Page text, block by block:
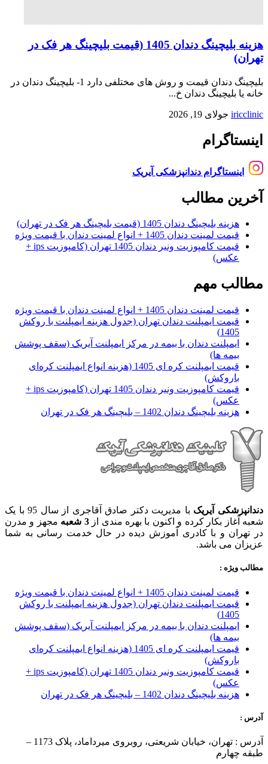
هزینه بلیچینگ دندان 1405 (قیمت بلیچینگ هر فک در
تهران)
بلیچینگ دندان قیمت و روش های مختلفی دارد 1- بلیچینگ دندان در
خانه یا بلیچینگ دندان خ...
iricclinic جولای 19, 2026
اینستاگرام
اینستاگرام دندانپزشکی آیریک
آخرین مطالب
هزینه بلیچینگ دندان 1405 (قیمت بلیچینگ هر فک در تهران)
قیمت لمینت دندان 1405 + انواع لمینت دندان با قیمت ویژه
قیمت کامپوزیت ونیر دندان 1405 تهران (کامپوزیت ips +
عکس)
مطالب مهم
قیمت لمینت دندان 1405 + انواع لمینت دندان با قیمت ویژه
قیمت ایمپلنت دندان تهران (جدول هزینه ایمپلنت با روکش
1405)
ایمپلنت دندان با بیمه در مرکز ایمپلنت آیریک (سقف پوشش
بیمه ها)
قیمت ایمپلنت کره ای‌ 1405 (هزینه انواع ایمپلنت کره‌ای
با‌روکش)
قیمت کامپوزیت ونیر دندان 1405 تهران (کامپوزیت ips +
عکس)
هزینه بلیچینگ دندان 1402 – بلیچینگ هر فک در تهران
دندانپزشکی آیریک
با مدیریت دکتر صادق آقاجری از سال 95 با یک
شعبه آغاز بکار کرده و اکنون با بهره مندی از3 شعبه
مجهز و مدرن
در تهران و با کادری آموزش دیده در حال خدمت رسانی به شما
عزیزان می باشد.
مطالب ویژه :
قیمت لمینت دندان 1405 + انواع لمینت دندان با قیمت ویژه
قیمت ایمپلنت دندان تهران (جدول هزینه ایمپلنت با روکش
1405)
ایمپلنت دندان با بیمه در مرکز ایمپلنت آیریک (سقف پوشش
بیمه ها)
قیمت ایمپلنت کره ای‌ 1405 (هزینه انواع ایمپلنت کره‌ای
با‌روکش)
قیمت کامپوزیت ونیر دندان 1405 تهران (کامپوزیت ips +
عکس)
هزینه بلیچینگ دندان 1402 – بلیچینگ هر فک در تهران
آدرس :
آدرس : تهران، خیابان شریعتی، روبروی میرداماد، پلاک 1173 –
طبقه چهارم